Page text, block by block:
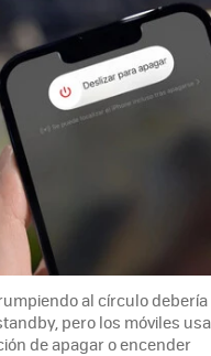
al círculo
pero los móviles
de apagar o encender